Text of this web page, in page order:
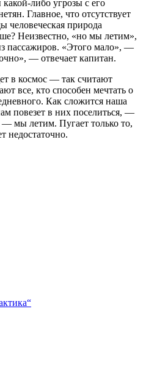
какой-либо угрозы с его
Главное, что отсутствует
человеческая природа
Неизвестно, «но мы летим»,
пассажиров. «Этого мало», —
— отвечает капитан.
в космос — так считают
все, кто способен мечтать о
Как сложится наша
повезет в них поселиться, —
мы летим. Пугает только то,
недостаточно.